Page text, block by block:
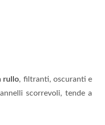
rullo, filtranti, oscuranti e
scorrevoli, tende a